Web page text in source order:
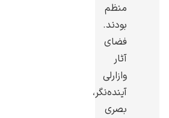
منظم
بودند.
فضای
آثار
وازارلی
آینده‌نگر،
بصری